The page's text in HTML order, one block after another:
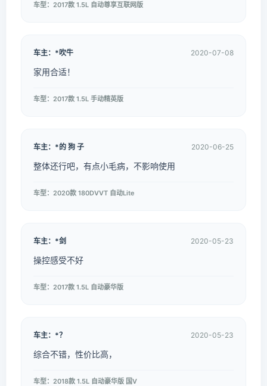
车型：2017款 1.5L 自动尊享互联网版
车主：*吹牛 2020-07-08
家用合适！
车型：2017款 1.5L 手动精英版
车主：*的 狗 子 2020-06-25
整体还行吧，有点小毛病，不影响使用
车型：2020款 180DVVT 自动Lite
车主：*剑 2020-05-23
操控感受不好
车型：2017款 1.5L 自动豪华版
车主：*？ 2020-05-23
综合不错，性价比高，
车型：2018款 1.5L 自动豪华版 国V